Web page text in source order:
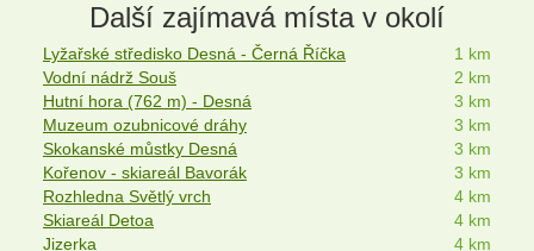
Další zajímavá místa v okolí
Lyžařské středisko Desná - Černá Říčka
1 km
Vodní nádrž Souš
2 km
Hutní hora (762 m) - Desná
3 km
Muzeum ozubnicové dráhy
3 km
Skokanské můstky Desná
3 km
Kořenov - skiareál Bavorák
3 km
Rozhledna Světlý vrch
4 km
Skiareál Detoa
4 km
Jizerka
4 km